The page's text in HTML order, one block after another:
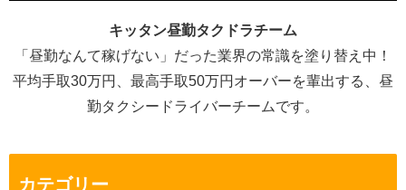
キッタン昼勤タクドラチーム
「昼勤なんて稼げない」だった業界の常識を塗り替え中！
平均手取30万円、最高手取50万円オーバーを輩出する、昼
勤タクシードライバーチームです。
カテゴリー